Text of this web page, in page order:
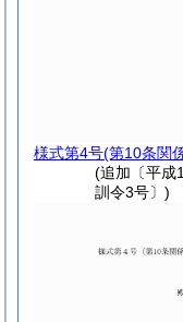
様式第4号(第10条関
(追加〔平成
訓令3号〕)